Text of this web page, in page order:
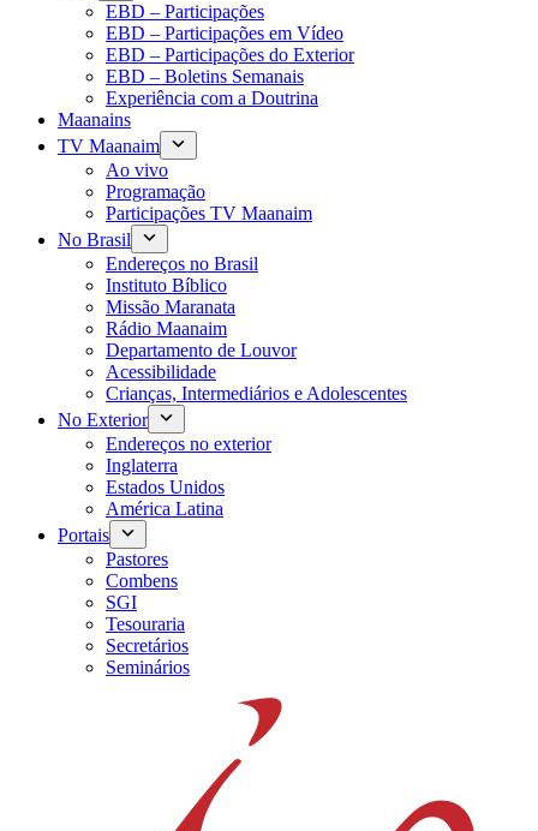
EBD – Participações
EBD – Participações em Vídeo
EBD – Participações do Exterior
EBD – Boletins Semanais
Experiência com a Doutrina
Maanains
TV Maanaim
Ao vivo
Programação
Participações TV Maanaim
No Brasil
Endereços no Brasil
Instituto Bíblico
Missão Maranata
Rádio Maanaim
Departamento de Louvor
Acessibilidade
Crianças, Intermediários e Adolescentes
No Exterior
Endereços no exterior
Inglaterra
Estados Unidos
América Latina
Portais
Pastores
Combens
SGI
Tesouraria
Secretários
Seminários